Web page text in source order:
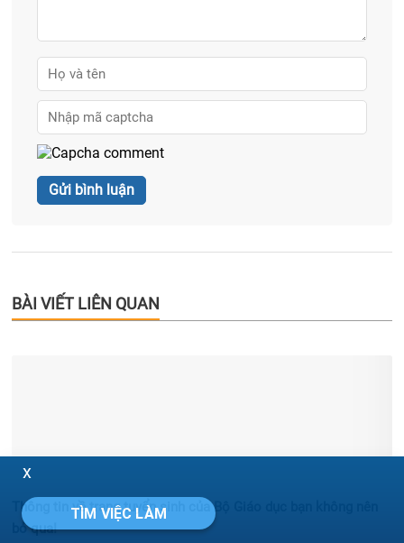
BÀI VIẾT LIÊN QUAN
Thông tin về trang tuyển sinh của Bộ Giáo dục bạn không nên
bỏ qua!
x
TÌM VIỆC LÀM